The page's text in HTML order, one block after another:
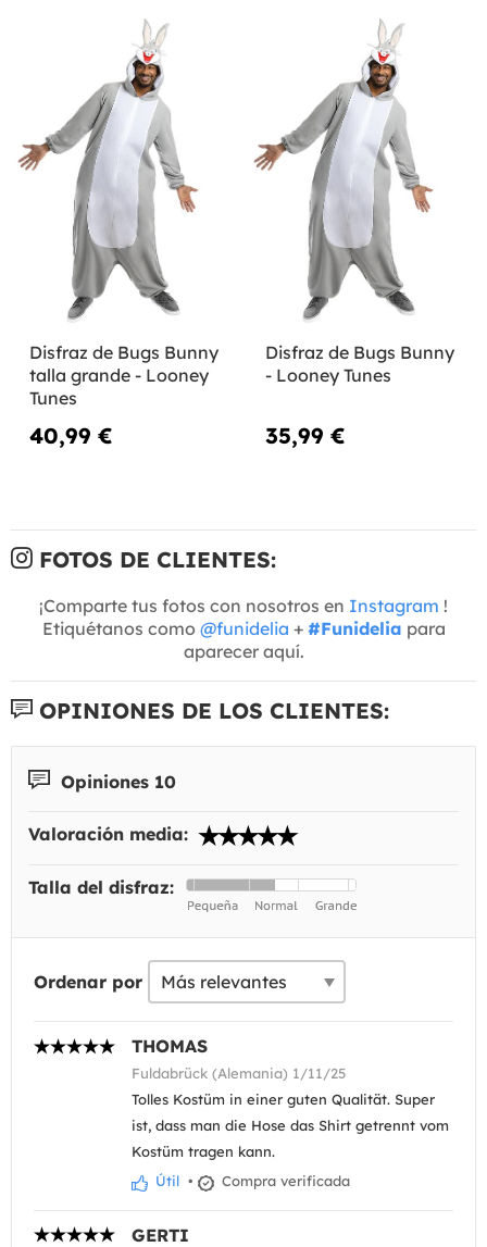
Disfraz de Bugs Bunny
talla grande - Looney
Tunes
40,99 €
Disfraz de Bugs Bunny
- Looney Tunes
35,99 €
FOTOS DE CLIENTES:
¡Comparte tus fotos con nosotros en Instagram !
Etiquétanos como @funidelia + #Funidelia para
aparecer aquí.
OPINIONES DE LOS CLIENTES:
Opiniones 10
Valoración media:
Talla del disfraz:
Ordenar por
THOMAS
Fuldabrück (Alemania) 1/11/25
Tolles Kostüm in einer guten Qualität. Super
ist, dass man die Hose das Shirt getrennt vom
Kostüm tragen kann.
Útil • Compra verificada
GERTI